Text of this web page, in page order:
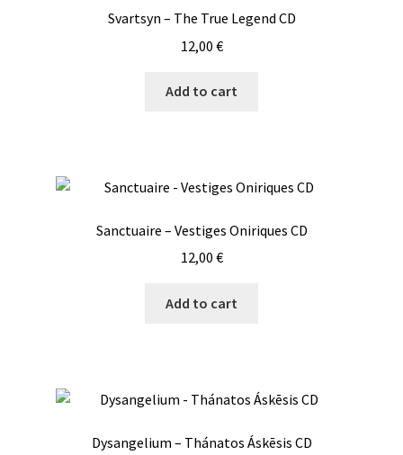
Svartsyn – The True Legend CD
12,00 €
Add to cart
Sanctuaire – Vestiges Oniriques CD
12,00 €
Add to cart
Dysangelium – Thánatos Áskēsis CD